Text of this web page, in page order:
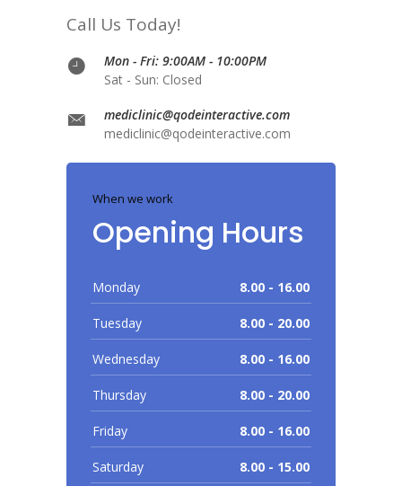
Call Us Today!
Mon - Fri: 9:00AM - 10:00PM
Sat - Sun: Closed
mediclinic@qodeinteractive.com
mediclinic@qodeinteractive.com
When we work
Opening Hours
Monday 8.00 - 16.00
Tuesday 8.00 - 20.00
Wednesday 8.00 - 16.00
Thursday 8.00 - 20.00
Friday 8.00 - 16.00
Saturday 8.00 - 15.00